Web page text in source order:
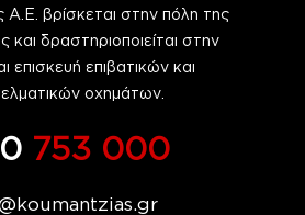
Α.Ε. βρίσκεται στην πόλη της
και δραστηριοποιείται στην
επισκευή επιβατικών και
οχημάτων.
753 000